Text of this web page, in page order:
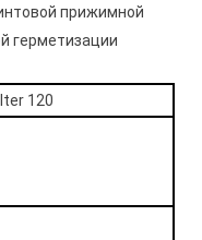
прижимной
герметизации
120